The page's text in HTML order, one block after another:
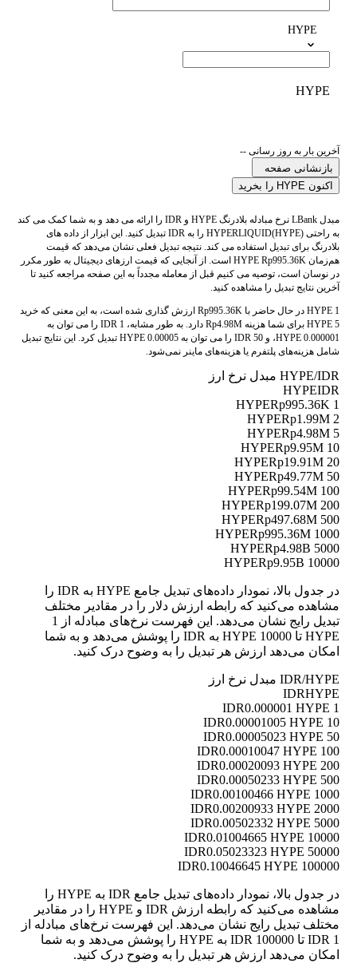
HYPE
HYPE
آخرین بار به روز رسانی --
بازنشانی صفحه
اکنون HYPE را بخرید
مبدل LBank نرخ مبادله بلادرنگ HYPE و IDR را ارائه می دهد و به شما کمک می کند
به راحتی HYPERLIQUID(HYPE) را به IDR تبدیل کنید. این ابزار از داده های
بلادرنگ برای تبدیل استفاده می کند. نتیجه تبدیل فعلی نشان می‌دهد که قیمت
هم‌زمان HYPE Rp995.36K است. از آنجایی که قیمت ارزهای دیجیتال به طور مکرر
در نوسان است، توصیه می کنیم قبل از معامله مجدداً به این صفحه مراجعه کنید تا
آخرین نتایج تبدیل را مشاهده کنید.
1 HYPE در حال حاضر با Rp995.36K ارزش گذاری شده است، به این معنی که خرید
5 HYPE برای شما هزینه Rp4.98M دارد. به طور مشابه، 1 IDR را می توان به
0.000001 HYPE، و 50 IDR را می توان به 0.00005 HYPE تبدیل کرد. این نتایج تبدیل
شامل هزینه‌های پلتفرم یا هزینه‌های ماینر نمی‌شود.
HYPE/IDR مبدل نرخ ارز
HYPEIDR
1 HYPE
Rp995.36K
2 HYPE
Rp1.99M
5 HYPE
Rp4.98M
10 HYPE
Rp9.95M
20 HYPE
Rp19.91M
50 HYPE
Rp49.77M
100 HYPE
Rp99.54M
200 HYPE
Rp199.07M
500 HYPE
Rp497.68M
1000 HYPE
Rp995.36M
5000 HYPE
Rp4.98B
10000 HYPE
Rp9.95B
در جدول بالا، نمودار داده‌های تبدیل جامع HYPE به IDR را
مشاهده می‌کنید که رابطه ارزش دلار را در مقادیر مختلف
تبدیل رایج نشان می‌دهد. این فهرست نرخ‌های مبادله از 1
HYPE تا 10000 HYPE به IDR را پوشش می‌دهد و به شما
امکان می‌دهد ارزش هر تبدیل را به وضوح درک کنید.
IDR/HYPE مبدل نرخ ارز
IDRHYPE
1 IDR
0.000001 HYPE
10 IDR
0.00001005 HYPE
50 IDR
0.00005023 HYPE
100 IDR
0.00010047 HYPE
200 IDR
0.00020093 HYPE
500 IDR
0.00050233 HYPE
1000 IDR
0.00100466 HYPE
2000 IDR
0.00200933 HYPE
5000 IDR
0.00502332 HYPE
10000 IDR
0.01004665 HYPE
50000 IDR
0.05023323 HYPE
100000 IDR
0.10046645 HYPE
در جدول بالا، نمودار داده‌های تبدیل جامع IDR به HYPE را
مشاهده می‌کنید که رابطه ارزش IDR و HYPE را در مقادیر
مختلف تبدیل رایج نشان می‌دهد. این فهرست نرخ‌های مبادله از
1 IDR تا 100000 IDR به HYPE را پوشش می‌دهد و به شما
امکان می‌دهد ارزش هر تبدیل را به وضوح درک کنید.